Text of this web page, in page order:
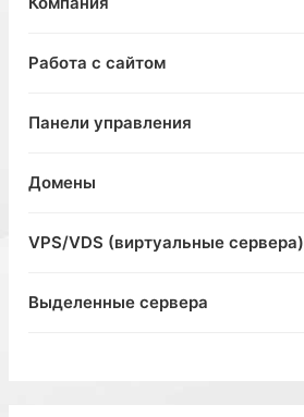
Работа с сайтом
Панели управления
Домены
VPS/VDS (виртуальные сервера)
Выделенные сервера